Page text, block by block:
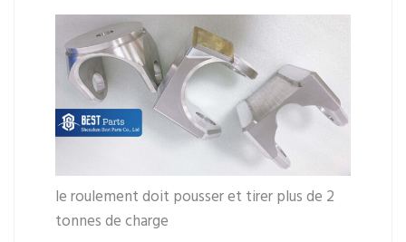
le roulement doit pousser et tirer plus de 2
tonnes de charge